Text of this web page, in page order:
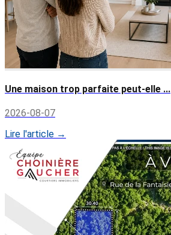
Une maison trop parfaite peut-elle ...
2026-08-07
Lire l'article →